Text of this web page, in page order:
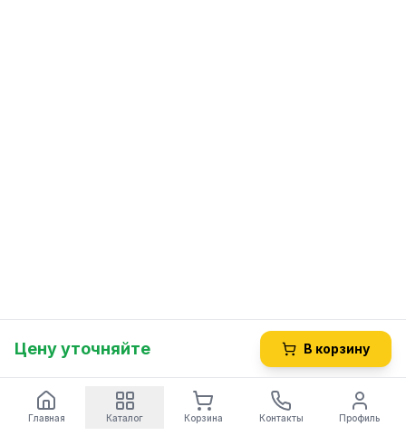
Цену уточняйте В корзину
Главная Каталог Корзина Контакты Профиль